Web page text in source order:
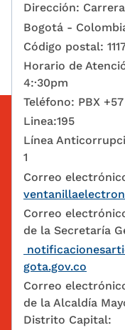
Dirección:
Bogotá -
Código postal:
Horario de
4:·30pm
Teléfono: PBX
Linea:195
Línea
1
Correo
Correo
de la Secretaría
gota.gov.co
Correo
de la Alcaldía
Distrito Capital: